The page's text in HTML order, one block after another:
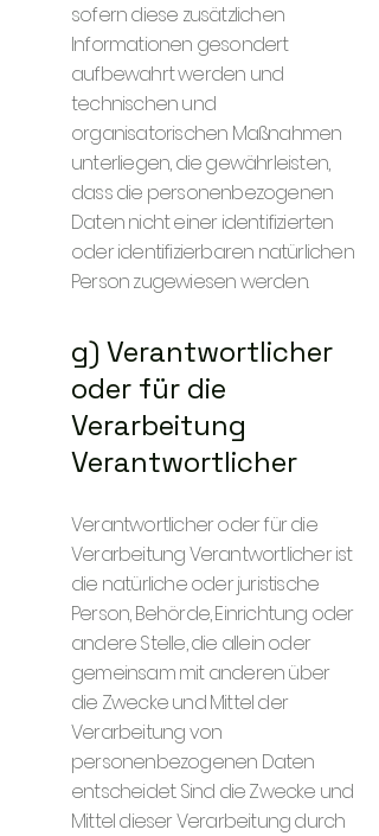
sofern diese zusätzlichen
Informationen gesondert
aufbewahrt werden und
technischen und
organisatorischen Maßnahmen
unterliegen, die gewährleisten,
dass die personenbezogenen
Daten nicht einer identifizierten
oder identifizierbaren natürlichen
Person zugewiesen werden.
g) Verantwortlicher
oder für die
Verarbeitung
Verantwortlicher
Verantwortlicher oder für die
Verarbeitung Verantwortlicher ist
die natürliche oder juristische
Person, Behörde, Einrichtung oder
andere Stelle, die allein oder
gemeinsam mit anderen über
die Zwecke und Mittel der
Verarbeitung von
personenbezogenen Daten
entscheidet. Sind die Zwecke und
Mittel dieser Verarbeitung durch